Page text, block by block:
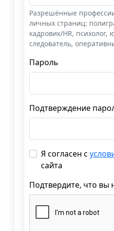
Разрешённые
личных страниц:
кадровик/HR, психолог,
следователь,
Пароль
Подтверждение
Я согласен с
сайта
Подтвердите, что вы